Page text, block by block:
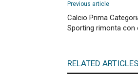
Previous article
Calcio Prima
Sporting rimonta con
RELATED ARTICLES